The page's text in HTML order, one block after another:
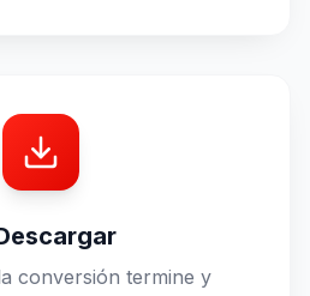
conversión termine y